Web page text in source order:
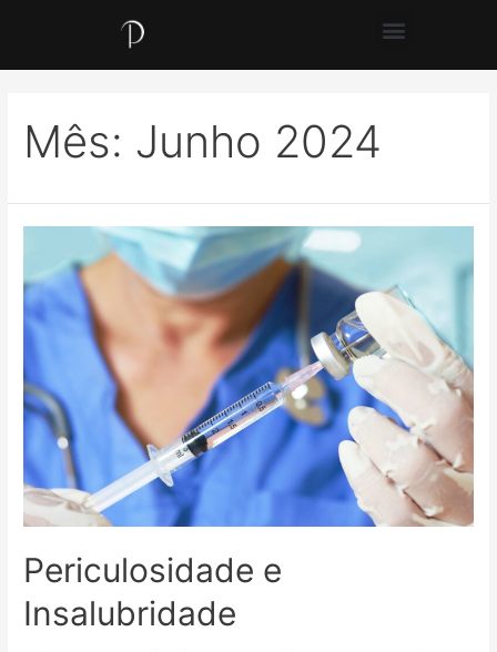
Mês: Junho 2024
Periculosidade e
Insalubridade